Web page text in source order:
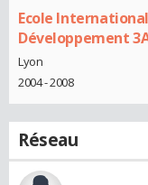
Ecole
Développement
Lyon
2004 - 2008
Réseau